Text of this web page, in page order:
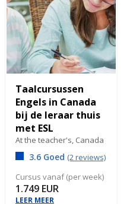
Taalcursussen
Engels in Canada
bij de leraar thuis
met ESL
At the teacher's, Canada
3.6 Goed (2 reviews)
Cursus vanaf (per week)
1.749 EUR
LEER MEER